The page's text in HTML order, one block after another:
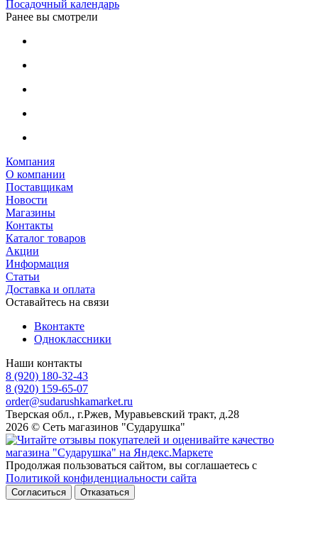
Посадочный календарь
Ранее вы смотрели
Компания
О компании
Поставщикам
Новости
Магазины
Контакты
Каталог товаров
Акции
Информация
Статьи
Доставка и оплата
Оставайтесь на связи
Вконтакте
Одноклассники
Наши контакты
8 (920) 180-32-43
8 (920) 159-65-07
order@sudarushkamarket.ru
Тверская обл., г.Ржев, Муравьевский тракт, д.28
2026 © Сеть магазинов "Сударушка"
Продолжая пользоваться сайтом, вы соглашаетесь с
Политикой конфиденциальности сайта
Согласиться Отказаться